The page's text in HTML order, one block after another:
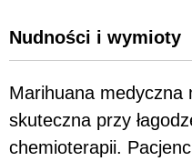
Nudności i wymioty
Marihuana medyczna
skuteczna przy
chemioterapii.